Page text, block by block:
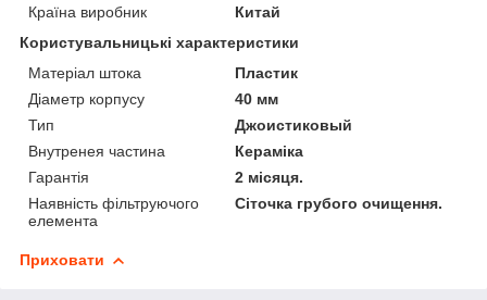
Країна виробник
Китай
Користувальницькі характеристики
Матеріал штока
Пластик
Діаметр корпусу
40 мм
Тип
Джоистиковый
Внутренея частина
Кераміка
Гарантія
2 місяця.
Наявність фільтруючого
елемента
Сіточка грубого очищення.
Приховати